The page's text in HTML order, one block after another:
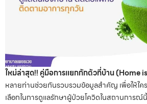
ใหม่ล่าสุด!! คู่มือการแยกกักตัวที่บ้าน (Home
หลายท่านช่วยกันรวบรวมข้อมูลสำคัญ เพื่อให้ใ
เลือกในการดูแลรักษาผู้ป่วยโควิดในสถานการณ์นี้